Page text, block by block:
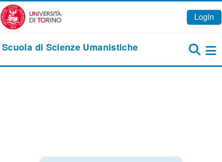
Vai al contenuto principale
Login
Scuola di Scienze Umanistiche